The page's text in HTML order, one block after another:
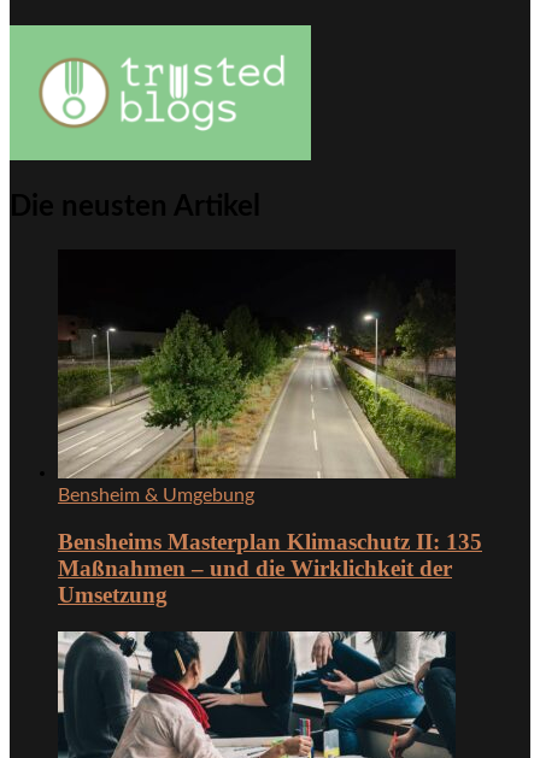
Die neusten Artikel
Bensheim & Umgebung
Bensheims Masterplan Klimaschutz II: 135
Maßnahmen – und die Wirklichkeit der
Umsetzung